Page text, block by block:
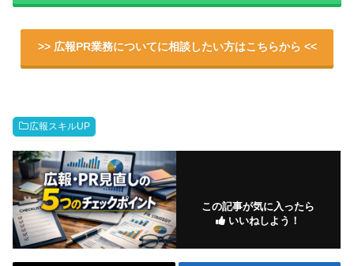
>> 広報PR業務についてに相談したい方はこちらから <<
広報スキルUP
この記事が気に入ったら
いいねしよう！